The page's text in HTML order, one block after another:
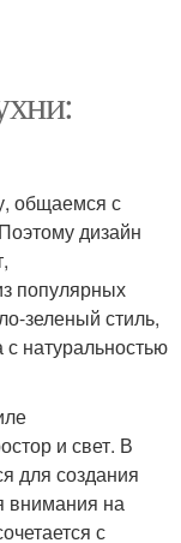
общаемся с
дизайн
популярных
зеленый стиль,
с натуральностью
и свет. В
для создания
внимания на
с